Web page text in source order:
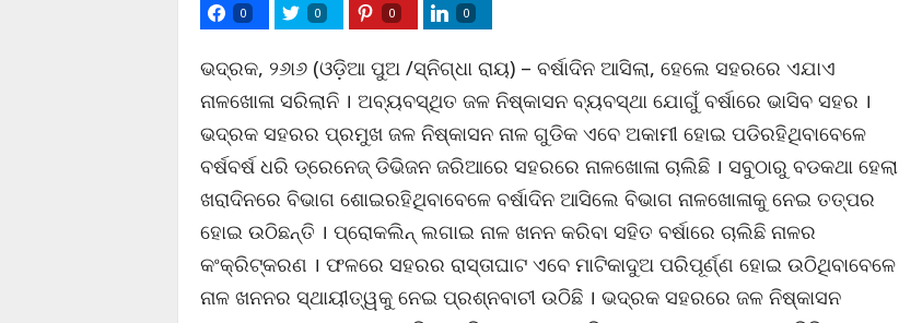
0 0 0 0
ଭଦ୍ରକ, ୨୬ା୬ (ଓଡ଼ିଆ ପୁଅ /ସ୍ନିଗ୍ଧା ରାୟ) – ବର୍ଷାଦିନ ଆସିଲା, ହେଲେ ସହରରେ ଏଯାଏ
ନାଳଖୋଳା ସରିଲାନି । ଅବ୍ୟବସ୍ଥିତ ଜଳ ନିଷ୍କାସନ ବ୍ୟବସ୍ଥା ଯୋଗୁଁ ବର୍ଷାରେ ଭାସିବ ସହର ।
ଭଦ୍ରକ ସହରର ପ୍ରମୁଖ ଜଳ ନିଷ୍କାସନ ନାଳ ଗୁଡିକ ଏବେ ଅକାମୀ ହୋଇ ପଡିରହିଥିବାବେଳେ
ବର୍ଷବର୍ଷ ଧରି ଡ୍ରେନେଜ୍ ଡିଭିଜନ ଜରିଆରେ ସହରରେ ନାଳଖୋଳା ଚାଲିଛି । ସବୁଠାରୁ ବଡକଥା ହେଲା
ଖରାଦିନରେ ବିଭାଗ ଶୋଇରହିଥିବାବେଳେ ବର୍ଷାଦିନ ଆସିଲେ ବିଭାଗ ନାଳଖୋଳାକୁ ନେଇ ତତ୍ପର
ହୋଇ ଉଠିଛନ୍ତି । ପ୍ରୋକଲିନ୍ ଲଗାଇ ନାଳ ଖନନ କରିବା ସହିତ ବର୍ଷାରେ ଚାଲିଛି ନାଳର
କଂକ୍ରିଟ୍‌କରଣ । ଫଳରେ ସହରର ରାସ୍ତାଘାଟ ଏବେ ମାଟିକାଦୁଅ ପରିପୂର୍ଣ୍ଣ ହୋଇ ଉଠିଥିବାବେଳେ
ନାଳ ଖନନର ସ୍ଥାୟୀତ୍ୱକୁ ନେଇ ପ୍ରଶ୍ନବାଚୀ ଉଠିଛି । ଭଦ୍ରକ ସହରରେ ଜଳ ନିଷ୍କାସନ